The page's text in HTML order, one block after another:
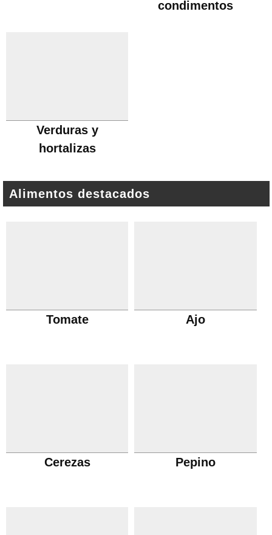
condimentos
Verduras y
hortalizas
Alimentos destacados
Tomate Ajo
Cerezas Pepino